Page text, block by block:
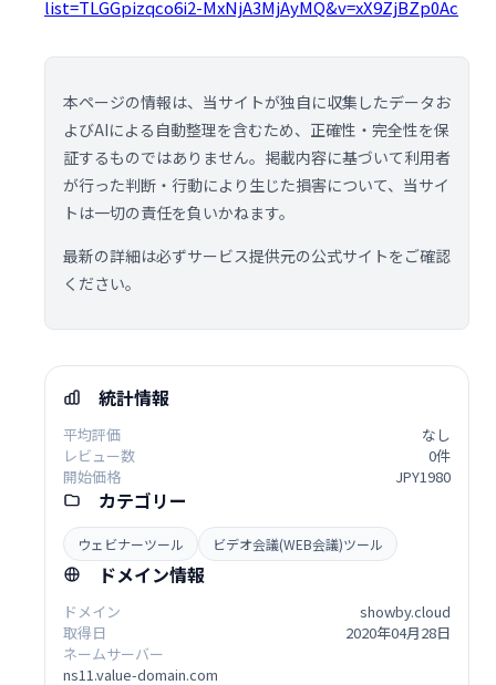
list=TLGGpizqco6i2-MxNjA3MjAyMQ&v=xX9ZjBZp0Ac
本ページの情報は、当サイトが独自に収集したデータお
よびAIによる自動整理を含むため、正確性・完全性を保
証するものではありません。掲載内容に基づいて利用者
が行った判断・行動により生じた損害について、当サイ
トは一切の責任を負いかねます。
最新の詳細は必ずサービス提供元の公式サイトをご確認
ください。
統計情報
平均評価
なし
レビュー数
0件
開始価格
JPY1980
カテゴリー
ウェビナーツール ビデオ会議(WEB会議)ツール
ドメイン情報
ドメイン
showby.cloud
取得日
2020年04月28日
ネームサーバー
ns11.value-domain.com